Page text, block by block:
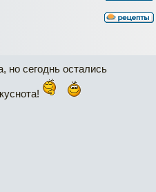
но сегоднь остались